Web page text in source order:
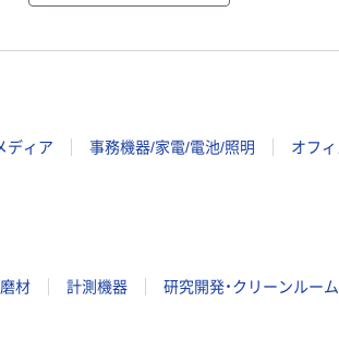
ディア 事務機器/家電/電池/照明 オフ
材 計測機器 研究開発・クリーンルー